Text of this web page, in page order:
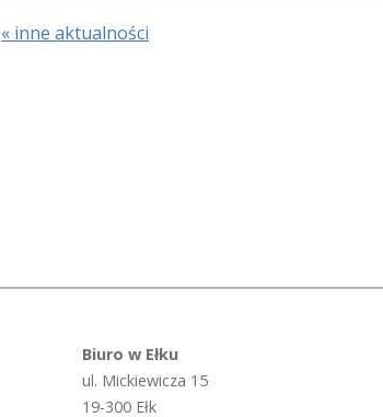
« inne aktualności
Biuro w Ełku
ul. Mickiewicza 15
19-300 Ełk